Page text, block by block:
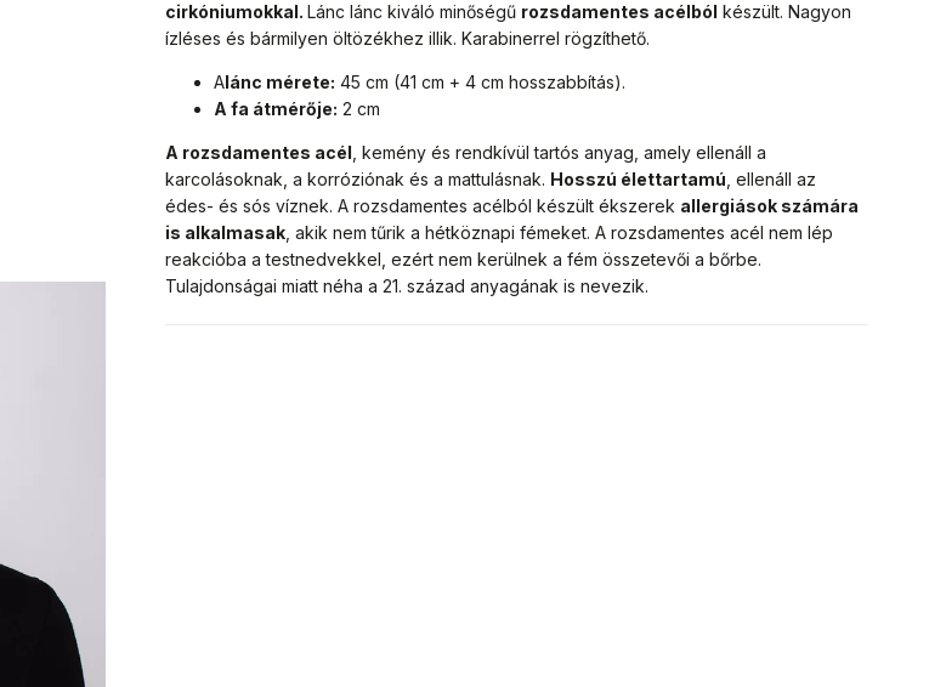
cirkóniumokkal.Lánc lánc kiváló minőségű rozsdamentes acélból készült. Nagyon
ízléses és bármilyen öltözékhez illik. Karabinerrel rögzíthető.
Alánc mérete: 45 cm (41 cm + 4 cm hosszabbítás).
A fa átmérője: 2 cm
A rozsdamentes acél , kemény és rendkívül tartós anyag, amely ellenáll a
karcolásoknak, a korróziónak és a mattulásnak. Hosszú élettartamú , ellenáll az
édes- és sós víznek. A rozsdamentes acélból készült ékszerek allergiások számára
is alkalmasak , akik nem tűrik a hétköznapi fémeket. A rozsdamentes acél nem lép
reakcióba a testnedvekkel, ezért nem kerülnek a fém összetevői a bőrbe.
Tulajdonságai miatt néha a 21. század anyagának is nevezik.